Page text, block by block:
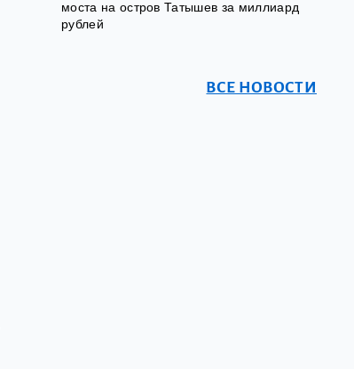
моста на остров Татышев за миллиард
рублей
ВСЕ НОВОСТИ